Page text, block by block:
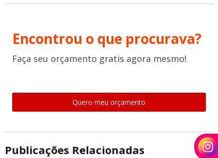
Encontrou o que procurava?
Faça seu orçamento gratis agora mesmo!
Quero meu orçamento
Publicações Relacionadas